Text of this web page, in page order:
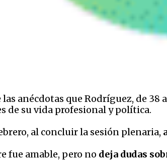
las anécdotas que Rodríguez, de
de su vida profesional y política.
al concluir la sesión plenaria,
fue amable, pero no deja dudas